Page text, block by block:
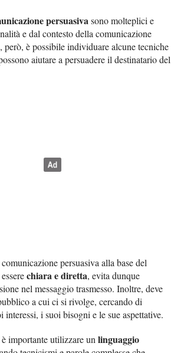
persuasivasono molteplici e
e dal contesto della comunicazione
però, è possibile individuare alcune tecniche
aiutare a persuadere il destinatario del
persuasiva alla base del
chiara e diretta, evita dunque
nel messaggio trasmesso. Inoltre, deve
a cui ci si rivolge, cercando di
interessi, i suoi bisogni e le sue aspettative.
importante utilizzare unlinguaggio